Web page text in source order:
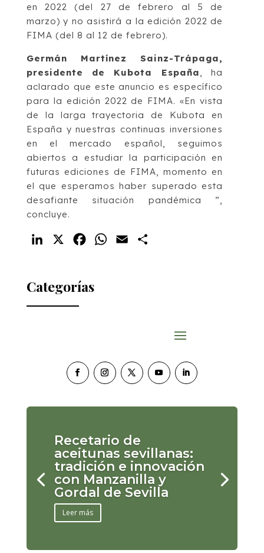
en 2022 (del 27 de febrero al 5 de
marzo) y no asistirá a la edición 2022 de
FIMA (del 8 al 12 de febrero).
Germán Martínez Sainz-Trápaga,
presidente de Kubota España, ha
aclarado que este anuncio es específico
para la edición 2022 de FIMA. «En vista
de la larga trayectoria de Kubota en
España y nuestras continuas inversiones
en el mercado español, seguimos
abiertos a estudiar la participación en
futuras ediciones de FIMA, momento en
el que esperamos haber superado esta
desafiante situación pandémica ”,
concluye.
LinkedIn FacebookWhatsApp
Email
Categorías
Recetario de
aceitunas sevillanas:
tradición e innovación
con Manzanilla y
Gordal de Sevilla
Leer más